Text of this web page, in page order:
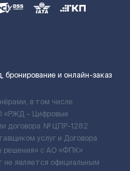
и онлайн-заказ
в том числе
«РЖД – Цифровые
договора № ЦПР-1282
услуг и Договора
c АО «ФПК»
является официальным